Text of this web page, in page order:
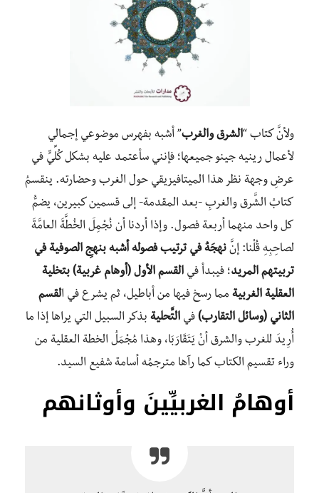
ولأنَّ كتاب “الشرق والغرب” أشبه بفهرس موضوعي إجمالي
لأعمال رينيه جينو جميعها؛ فإنني سأعتمد عليه بشكل كُلِّيٍّ في
عرضِ وجهة نظر هذا الميتافيزيقي حول الغرب وحضارتِه. ينقسمُ
كتابُ الشَّرق والغربِ -بعد المقدمة- إلى قسمين كبيرين، يضمُّ
كل واحد منهما أربعة فصول. وإذا أردنا أن نُجْمِلَ الخُطَّةَ العامَّةَ
لصاحِبِهِ قُلْنا: إنَّ نهجَهُ في ترتيب فصوله أشبه بنهجِ الصوفية في
تربيتهم المريد؛ فيبدأ في القسم الأول (أوهام غربية) بتخلية
العقلية الغربية مما رسخ فيها من أباطيل، ثم يشرع في القسم
الثاني (وسائل التقارب) في التَّحلية بذكر السبيل التي يراها إذا ما
أُرِيدَ للغرب والشرق أنْ يَتَقَارَبَا، وهذا مُجْمَلُ الخطة العقلية من
وراء تقسيم الكتاب كما رآها مترجمُه أسامة شفيع السيد.
أوهامُ الغربيِّينَ وأوثانهم